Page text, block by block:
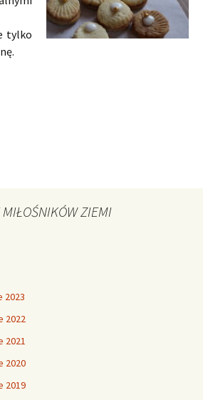
tylko
z lubszelkami
MIŁOŚNIKÓW ZIEMI
2023
2022
2021
2020
2019